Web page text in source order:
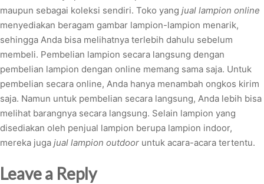
maupun sebagai koleksi sendiri. Toko yang jual lampion online
menyediakan beragam gambar lampion-lampion menarik,
sehingga Anda bisa melihatnya terlebih dahulu sebelum
membeli. Pembelian lampion secara langsung dengan
pembelian lampion dengan online memang sama saja. Untuk
pembelian secara online, Anda hanya menambah ongkos kirim
saja. Namun untuk pembelian secara langsung, Anda lebih bisa
melihat barangnya secara langsung. Selain lampion yang
disediakan oleh penjual lampion berupa lampion indoor,
mereka juga jual lampion outdoor untuk acara-acara tertentu.
Leave a Reply